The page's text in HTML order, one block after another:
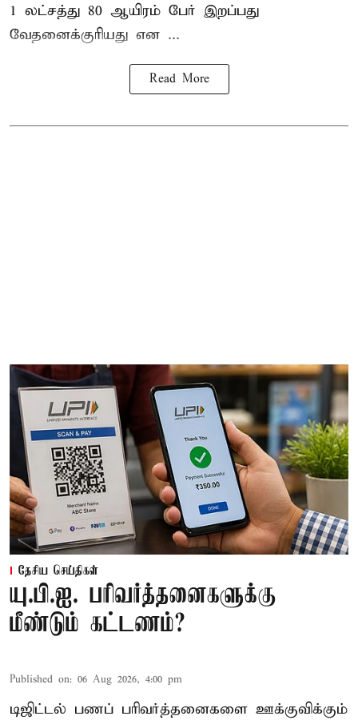
1 லட்சத்து 80 ஆயிரம் பேர் இறப்பது
வேதனைக்குரியது என ...
Read More
தேசிய செய்திகள்
யு.பி.ஐ. பரிவர்த்தனைகளுக்கு
மீண்டும் கட்டணம்?
Published on: 06 Aug 2026, 4:00 pm
டிஜிட்டல் பணப் பரிவர்த்தனைகளை ஊக்குவிக்கும்